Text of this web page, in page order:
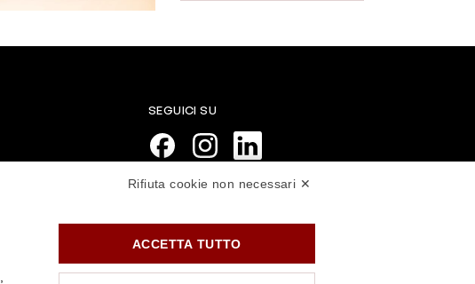
SEGUICI SU
Rifiuta cookie non necessari ✕
ACCETTA TUTTO